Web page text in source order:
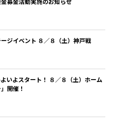
ジイベント ８／８（土）神戸戦
いよスタート！ ８／８（土）ホーム
開催！